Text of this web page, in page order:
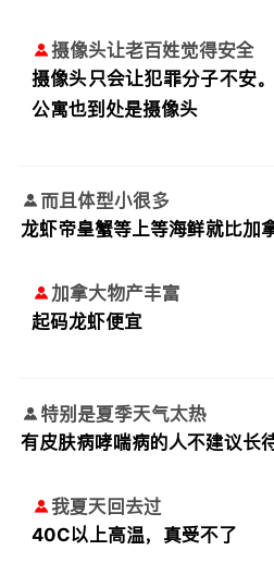
摄像头让老百姓觉得安全
摄像头只会让犯罪分子不安
公寓也到处是摄像头
而且体型小很多
龙虾帝皇蟹等上等海鲜就比加
加拿大物产丰富
起码龙虾便宜
特别是夏季天气太热
有皮肤病哮喘病的人不建议长
我夏天回去过
40C以上高温，真受不了